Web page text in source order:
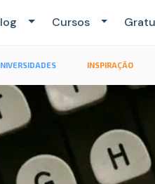
Cursos
INSPIRAÇÃO